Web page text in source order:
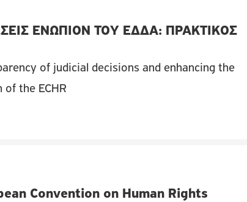
ΕΝΩΠΙΟΝ ΤΟΥ ΕΔΔΑ: ΠΡΑΚΤΙΚΟΣ
of judicial decisions and enhancing the
the ECHR
Convention on Human Rights